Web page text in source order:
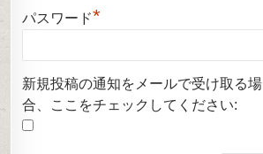
パスワード*
新規投稿の通知をメールで受け取る場
合、ここをチェックしてください: